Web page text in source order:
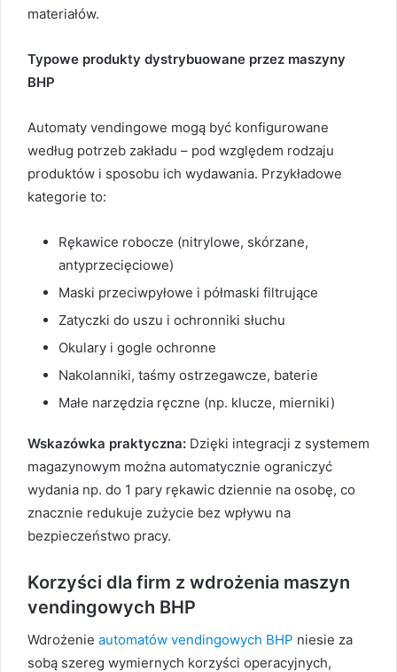
materiałów.
Typowe produkty dystrybuowane przez maszyny
BHP
Automaty vendingowe mogą być konfigurowane
według potrzeb zakładu – pod względem rodzaju
produktów i sposobu ich wydawania. Przykładowe
kategorie to:
Rękawice robocze (nitrylowe, skórzane,
antyprzecięciowe)
Maski przeciwpyłowe i półmaski filtrujące
Zatyczki do uszu i ochronniki słuchu
Okulary i gogle ochronne
Nakolanniki, taśmy ostrzegawcze, baterie
Małe narzędzia ręczne (np. klucze, mierniki)
Wskazówka praktyczna: Dzięki integracji z systemem
magazynowym można automatycznie ograniczyć
wydania np. do 1 pary rękawic dziennie na osobę, co
znacznie redukuje zużycie bez wpływu na
bezpieczeństwo pracy.
Korzyści dla firm z wdrożenia maszyn
vendingowych BHP
Wdrożenie automatów vendingowych BHP niesie za
sobą szereg wymiernych korzyści operacyjnych,